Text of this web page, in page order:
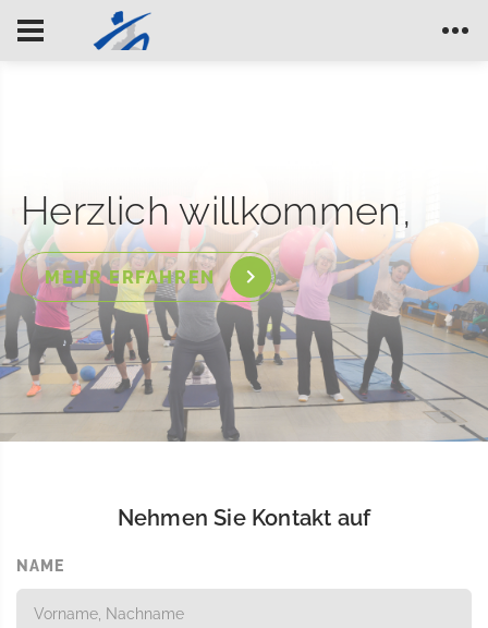
Herzlich willkommen,
MEHR ERFAHREN
Nehmen Sie Kontakt auf
NAME